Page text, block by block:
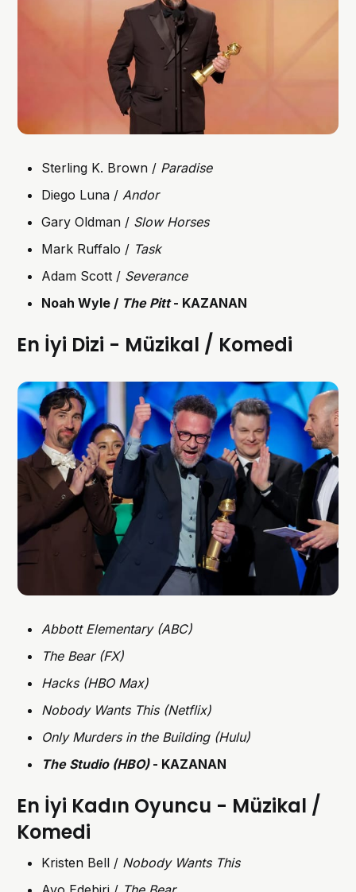
Sterling K. Brown / Paradise
Diego Luna / Andor
Gary Oldman / Slow Horses
Mark Ruffalo / Task
Adam Scott / Severance
Noah Wyle / The Pitt- KAZANAN
En İyi Dizi - Müzikal / Komedi
Abbott Elementary (ABC)
The Bear (FX)
Hacks (HBO Max)
Nobody Wants This (Netflix)
Only Murders in the Building (Hulu)
The Studio (HBO)- KAZANAN
En İyi Kadın Oyuncu - Müzikal /
Komedi
Kristen Bell / Nobody Wants This